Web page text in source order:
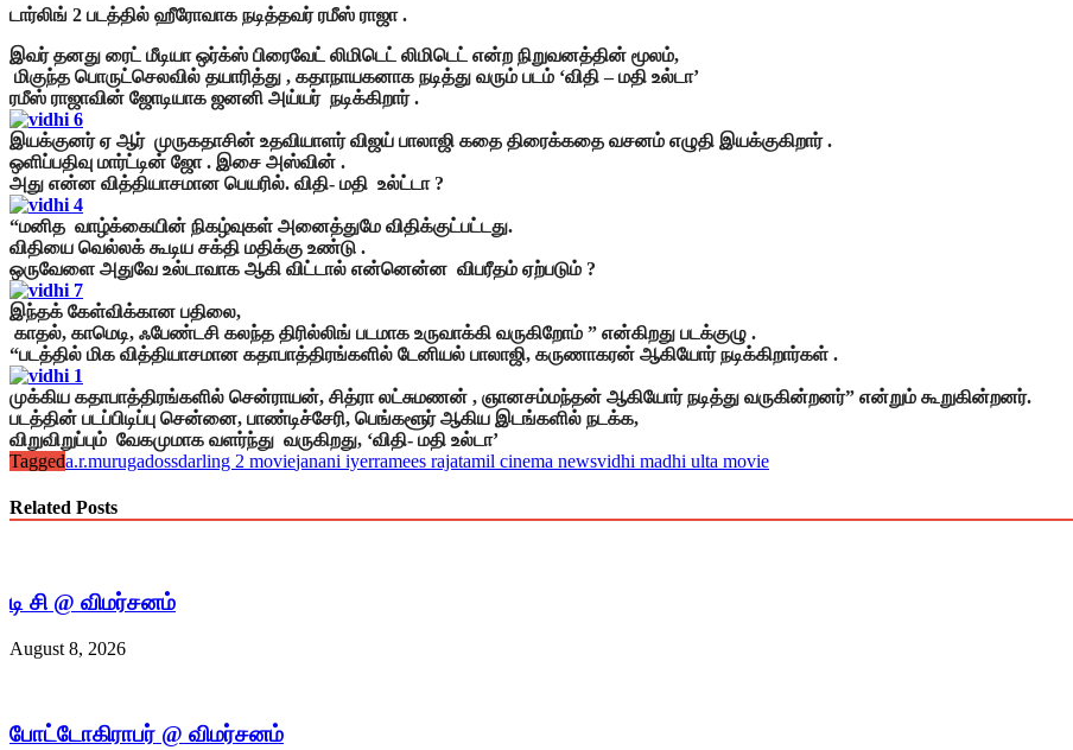
டார்லிங் 2 படத்தில் ஹீரோவாக நடித்தவர் ரமீஸ் ராஜா .
இவர் தனது ரைட் மீடியா ஒர்க்ஸ் பிரைவேட் லிமிடெட் லிமிடெட் என்ற நிறுவனத்தின் மூலம்,
மிகுந்த பொருட்செலவில் தயாரித்து , கதாநாயகனாக நடித்து வரும் படம் ‘விதி – மதி உல்டா’
ரமீஸ் ராஜாவின் ஜோடியாக ஜனனி அய்யர் நடிக்கிறார் .
இயக்குனர் ஏ ஆர் முருகதாசின் உதவியாளர் விஜய் பாலாஜி கதை திரைக்கதை வசனம் எழுதி இயக்குகிறார் .
ஒளிப்பதிவு மார்ட்டின் ஜோ . இசை அஸ்வின் .
அது என்ன வித்தியாசமான பெயரில். விதி- மதி உல்ட்டா ?
“மனித வாழ்க்கையின் நிகழ்வுகள் அனைத்துமே விதிக்குட்பட்டது.
விதியை வெல்லக் கூடிய சக்தி மதிக்கு உண்டு .
ஒருவேளை அதுவே உல்டாவாக ஆகி விட்டால் என்னென்ன விபரீதம் ஏற்படும் ?
இந்தக் கேள்விக்கான பதிலை,
காதல், காமெடி, ஃபேண்டசி கலந்த திரில்லிங் படமாக உருவாக்கி வருகிறோம் ” என்கிறது படக்குழு .
“படத்தில் மிக வித்தியாசமான கதாபாத்திரங்களில் டேனியல் பாலாஜி, கருணாகரன் ஆகியோர் நடிக்கிறார்கள் .
முக்கிய கதாபாத்திரங்களில் சென்ராயன், சித்ரா லட்சுமணன் , ஞானசம்மந்தன் ஆகியோர் நடித்து வருகின்றனர்” என்றும் கூறுகின்றனர்.
படத்தின் படப்பிடிப்பு சென்னை, பாண்டிச்சேரி, பெங்களூர் ஆகிய இடங்களில் நடக்க,
விறுவிறுப்பும் வேகமுமாக வளர்ந்து வருகிறது, ‘விதி- மதி உல்டா’
Taggeda.r.murugadossdarling 2 moviejanani iyerramees rajatamil cinema newsvidhi madhi ulta movie
Related Posts
டி சி @ விமர்சனம்
August 8, 2026
போட்டோகிராபர் @ விமர்சனம்